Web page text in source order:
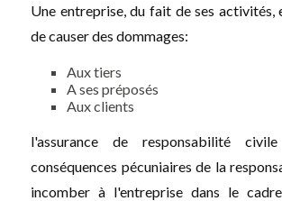
Une entreprise, du fait de ses activités,
de causer des dommages:
Aux tiers
A ses préposés
Aux clients
l'assurance de responsabilité
conséquences pécuniaires de la
incomber à l'entreprise dans le